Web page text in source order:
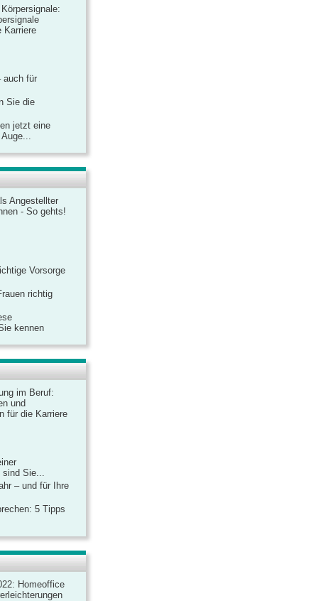
Karriere
auch für
Sie die
jetzt eine
Angestellter
- So gehts!
Vorsorge
richtig
kennen
im Beruf:
und
für die Karriere
Sie...
– und für Ihre
5 Tipps
Homeoffice